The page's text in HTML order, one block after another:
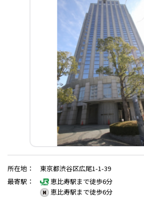
所在地 ：
東京都渋谷区広尾1-1-39
最寄駅 ：
恵比寿駅まで徒歩6分
恵比寿駅まで徒歩6分